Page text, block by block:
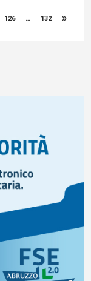
126 … 132 »